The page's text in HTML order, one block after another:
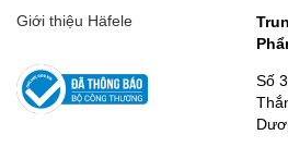
Giới thiệu Häfele
Số